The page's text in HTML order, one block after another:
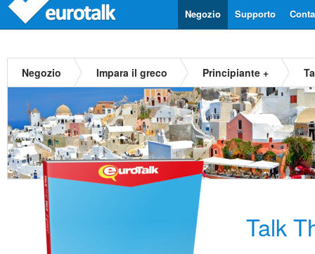
Supporto
Negozio
Negozio Impara il greco Principiante +
Talk